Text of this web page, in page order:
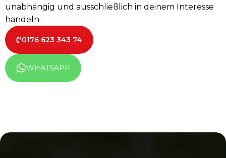
unabhängig und ausschließlich in deinem Interesse
handeln.
0176 623 343 74
WHATSAPP